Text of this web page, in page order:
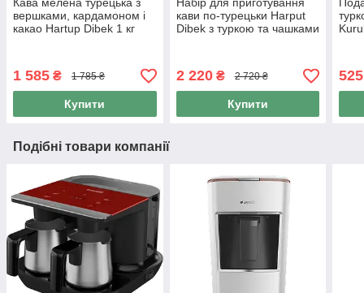
вершками, кардамоном і
какао Hartup Dibek 1 кг
1 585 ₴ 1 785 ₴
Купити
кави по-турецьки Harput
Dibek з туркою та чашками
2 220₴ 2 720 ₴
Купити
525
Подібні товари компанії